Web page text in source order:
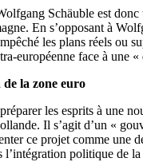
Schäuble est
En s’opposant à
les plans réels ou
européenne face à une
la zone euro
les esprits à une
Il s’agit d’un «
ce projet comme
l’intégration politique de